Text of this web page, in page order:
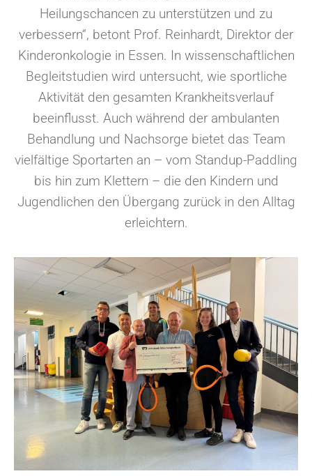
Heilungschancen zu unterstützen und zu
verbessern“, betont Prof. Reinhardt, Direktor der
Kinderonkologie in Essen. In wissenschaftlichen
Begleitstudien wird untersucht, wie sportliche
Aktivität den gesamten Krankheitsverlauf
beeinflusst. Auch während der ambulanten
Behandlung und Nachsorge bietet das Team
vielfältige Sportarten an – vom Standup-Paddling
bis hin zum Klettern – die den Kindern und
Jugendlichen den Übergang zurück in den Alltag
erleichtern.